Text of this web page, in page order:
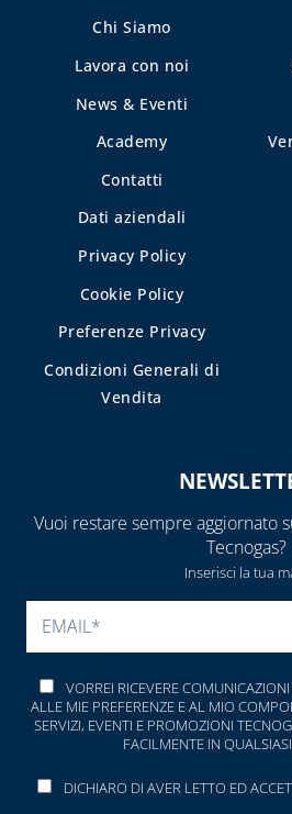
GUAINE
CORRUGATE,
ESTENSIBILI E
POMPE SCALDA
MASSETTI
SIGILLANTI E
ACCESSORI PER
SIGILLATURA
TUBI E
GUARNIZIONI IN
GOMMA
ACCESSORI PER
SERBATOI E
INTERCETTAZIONE
ANTINCENDIO
FILTRI, VALVOLE
ELETTROVALVOLE
PER GASOLIO
INDICATORI DI
LIVELLO E
Chi Siamo
Lavora con noi
News & Eventi
Academy
Contatti
Dati aziendali
Privacy Policy
Cookie Policy
Preferenze Privacy
Condizioni Generali di
Vendita
Vuoi restare sempre aggiornato
Tecnogas?
Inserisci la tua
VORREI RICEVERE
ALLE MIE PREFERENZE E AL MIO
SERVIZI, EVENTI E PROMOZIONI
FACILMENTE IN
DICHIARO DI AVER LETTO ED